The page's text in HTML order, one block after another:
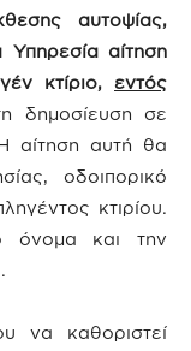
αυτοψίας,
αίτηση
κτίριο, εντός
δημοσίευση σε
αίτηση αυτή θα
οδοιπορικό
κτιρίου.
όνομα και την
να καθοριστεί